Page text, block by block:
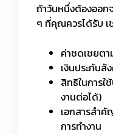
ถ้าวันหนึ่งต้องออก
ๆ ที่คุณควรได้รับ เ
ค่าชดเชยตา
เงินประกันสั
สิทธิในการใ
งานต่อได้)
เอกสารสำ
การทำงาน